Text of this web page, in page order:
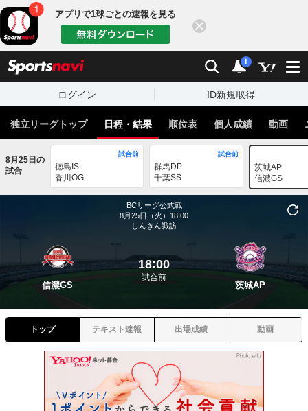
アプリで1球ごとの速報を見る
検索 通知
i
ログイン ID新規取得
独立リーグトップ 日程・結果 順位表 個人成績 動画
8月25日の
試合
試合前
徳島IS
香川OG
試合前
群馬DP
千葉SS
茨城AP
信濃GS
BCリーグ公式戦
8月25日（火）18:00
しんきん諏訪
信濃GS
18:00
試合前
茨城AP
トップ テキスト速報 出場成績 動画